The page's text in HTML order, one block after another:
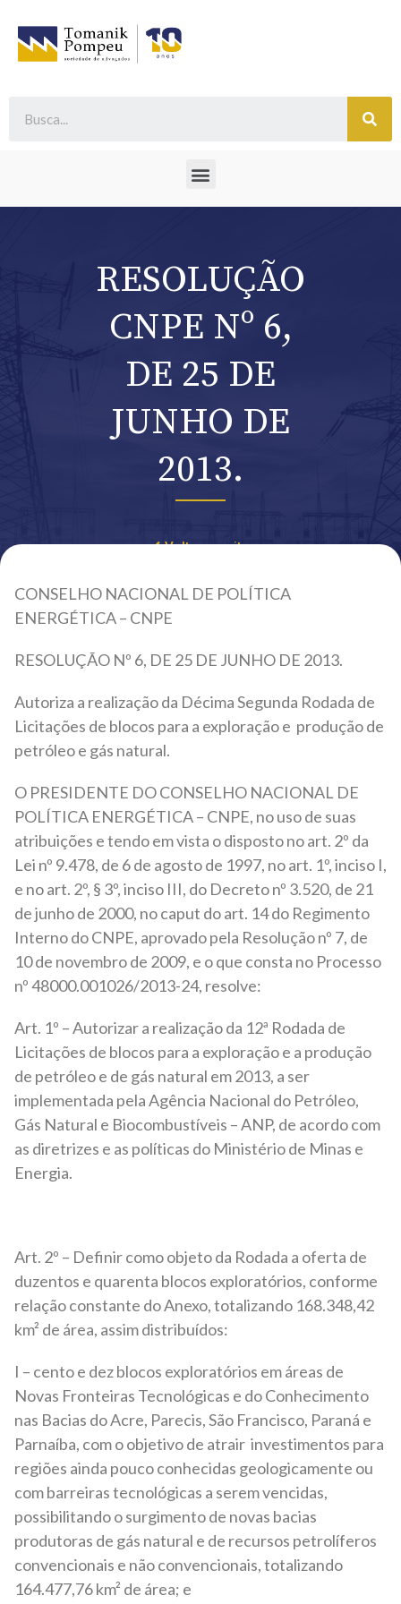
RESOLUÇÃO
CNPE Nº 6,
DE 25 DE
JUNHO DE
2013.
Voltar ao site
CONSELHO NACIONAL DE POLÍTICA
ENERGÉTICA – CNPE
RESOLUÇÃO Nº 6, DE 25 DE JUNHO DE 2013.
Autoriza a realização da Décima Segunda Rodada de
Licitações de blocos para a exploração e produção de
petróleo e gás natural.
O PRESIDENTE DO CONSELHO NACIONAL DE
POLÍTICA ENERGÉTICA – CNPE, no uso de suas
atribuições e tendo em vista o disposto no art. 2º da
Lei nº 9.478, de 6 de agosto de 1997, no art. 1º, inciso I,
e no art. 2º, § 3º, inciso III, do Decreto nº 3.520, de 21
de junho de 2000, no caput do art. 14 do Regimento
Interno do CNPE, aprovado pela Resolução nº 7, de
10 de novembro de 2009, e o que consta no Processo
nº 48000.001026/2013-24, resolve:
Art. 1º – Autorizar a realização da 12ª Rodada de
Licitações de blocos para a exploração e a produção
de petróleo e de gás natural em 2013, a ser
implementada pela Agência Nacional do Petróleo,
Gás Natural e Biocombustíveis – ANP, de acordo com
as diretrizes e as políticas do Ministério de Minas e
Energia.
Art. 2º – Definir como objeto da Rodada a oferta de
duzentos e quarenta blocos exploratórios, conforme
relação constante do Anexo, totalizando 168.348,42
km² de área, assim distribuídos:
I – cento e dez blocos exploratórios em áreas de
Novas Fronteiras Tecnológicas e do Conhecimento
nas Bacias do Acre, Parecis, São Francisco, Paraná e
Parnaíba, com o objetivo de atrair investimentos para
regiões ainda pouco conhecidas geologicamente ou
com barreiras tecnológicas a serem vencidas,
possibilitando o surgimento de novas bacias
produtoras de gás natural e de recursos petrolíferos
convencionais e não convencionais, totalizando
164.477,76 km² de área; e